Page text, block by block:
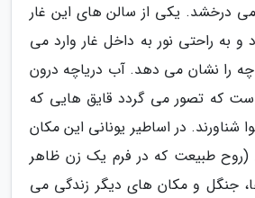
درخشد. یکی از سالن های این غار
و به راحتی نور به داخل غار وارد می
را نشان می دهد. آب دریاچه درون
که تصور می گردد قایق هایی که
در اساطیر یونانی این مکان
(روح طبیعت که در فرم یک زن ظاهر
جنگل و مکان های دیگر زندگی می